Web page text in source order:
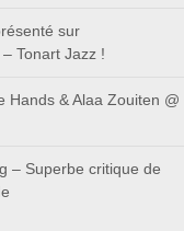
sur
Tonart Jazz !
Hands & Alaa Zouiten @
– Superbe critique de